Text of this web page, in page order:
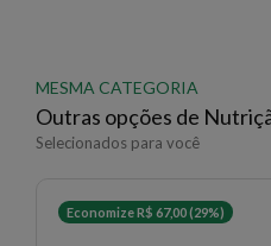
MESMA CATEGORIA
Outras opções de
Selecionados para você
Economize R$ 67,00 (29%)